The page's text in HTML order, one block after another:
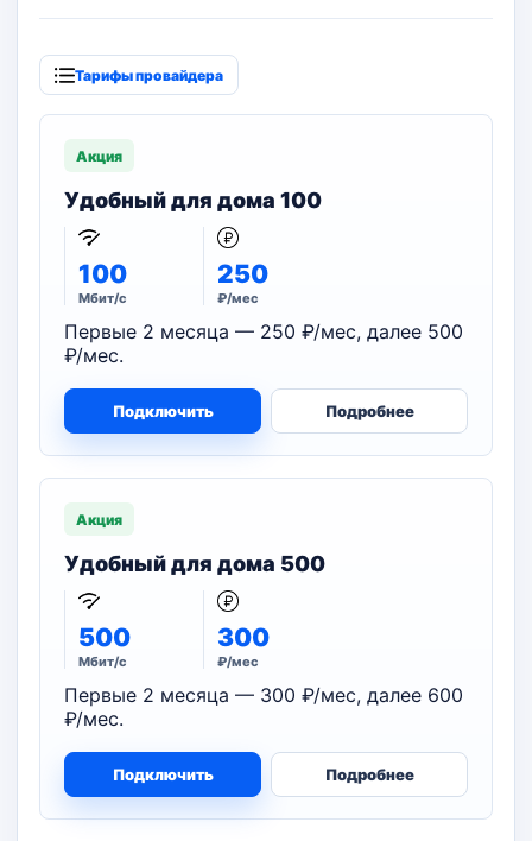
Тарифы провайдера
Акция
Удобный для дома 100
100
Мбит/с
250
₽/мес
Первые 2 месяца — 250 ₽/мес, далее 500
₽/мес.
Подключить Подробнее
Акция
Удобный для дома 500
500
Мбит/с
300
₽/мес
Первые 2 месяца — 300 ₽/мес, далее 600
₽/мес.
Подключить Подробнее